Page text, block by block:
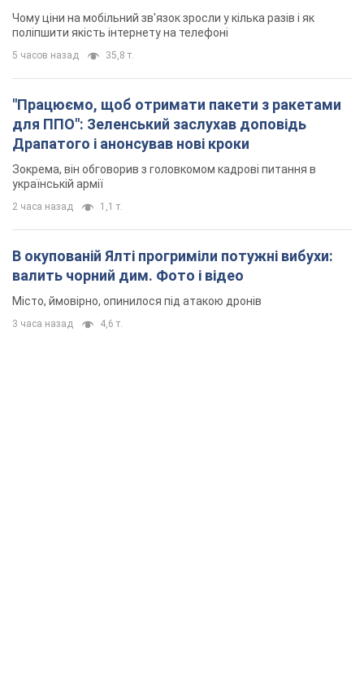
Чому ціни на мобільний зв'язок зросли у кілька разів і як
поліпшити якість інтернету на телефоні
5 часов назад 35,8 т.
"Працюємо, щоб отримати пакети з ракетами
для ППО": Зеленський заслухав доповідь
Драпатого і анонсував нові кроки
Зокрема, він обговорив з головкомом кадрові питання в
українській армії
2 часа назад 1,1 т.
В окупованій Ялті прогриміли потужні вибухи:
валить чорний дим. Фото і відео
Місто, ймовірно, опинилося під атакою дронів
3 часа назад 4,6 т.